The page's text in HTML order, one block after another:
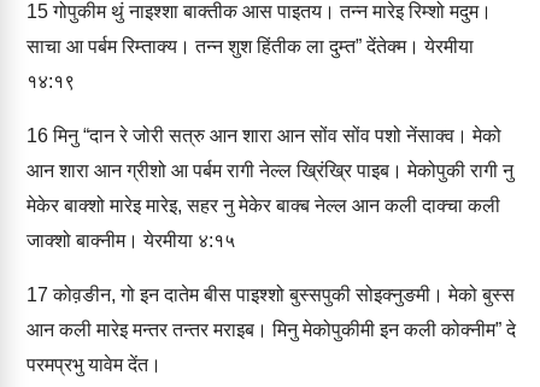
15गोपुकीम थुं नाइश्‍शा बाक्‍तीक आस पाइतय। तन्‍न मारेइ रिम्‍शो मदुम।
साचा आ पर्बम रिम्‍ताक्‍य। तन्‍न शुश हिंतीक ला दुम्‍त” देंतेक्‍म। येरमीया
१४:१९
16मिनु “दान रे जोरी सत्रु आन शारा आन सोंव सोंव पशो नेंसाक्‍व। मेको
आन शारा आन ग्रीशो आ पर्बम रागी नेल्‍ल ख्रिंख्रि पाइब। मेकोपुकी रागी नु
मेकेर बाक्‍शो मारेइ मारेइ, सहर नु मेकेर बाक्‍ब नेल्‍ल आन कली दाक्‍चा कली
जाक्‍शो बाक्‍नीम। येरमीया ४:१५
17 कोव़ङीन, गो इन दातेम बीस पाइश्‍शो बुस्‍सपुकी सोइक्‍नुङमी। मेको बुस्‍स
आन कली मारेइ मन्‍तर तन्‍तर मराइब। मिनु मेकोपुकीमी इन कली कोक्‍नीम” दे
परमप्रभु यावेम देंत।